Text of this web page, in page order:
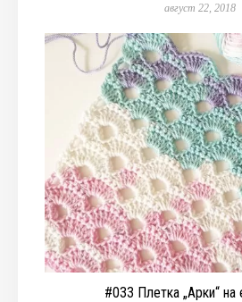
август 22, 2018
#033 Плетка „Арки“ на